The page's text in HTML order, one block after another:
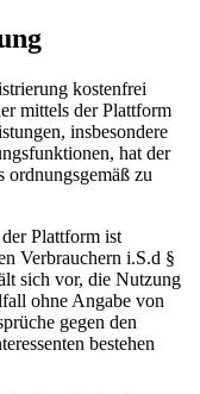
kostenfrei
mittels der Plattform
insbesondere
hat der
ordnungsgemäß zu
Plattform ist
Verbrauchern i.S.d §
sich vor, die Nutzung
ohne Angabe von
gegen den
bestehen